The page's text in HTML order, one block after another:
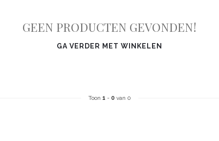
GEEN PRODUCTEN GEVONDEN!
GA VERDER MET WINKELEN
Toon 1 - 0 van 0